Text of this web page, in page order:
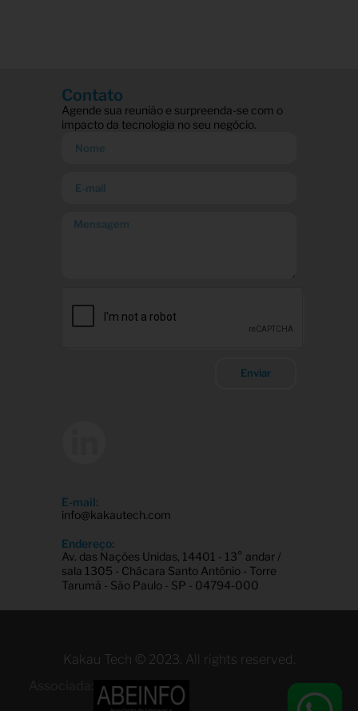
Contato
Agende sua reunião e surpreenda-se com o
impacto da tecnologia no seu negócio.
Enviar
E-mail:
info@kakautech.com
Endereço:
Av. das Nações Unidas, 14401 - 13° andar /
sala 1305 - Chácara Santo Antônio - Torre
Tarumã - São Paulo - SP - 04794-000
Kakau Tech © 2023. All rights reserved.